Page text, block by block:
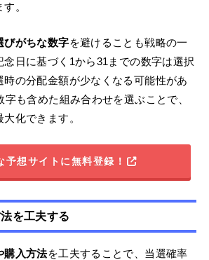
。
びがちな数字を避けることも戦略の一
日に基づく1から31までの数字は選択
の分配金額が少なくなる可能性があ
字も含めた組み合わせを選ぶことで、
化できます。
予想サイトに無料登録！
を工夫する
購入方法を工夫することで、当選確率